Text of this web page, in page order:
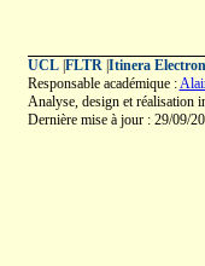
UCL| FLTR| Itinera
Responsable académique :
Analyse, design et réalisation
Dernière mise à jour : 29/09/